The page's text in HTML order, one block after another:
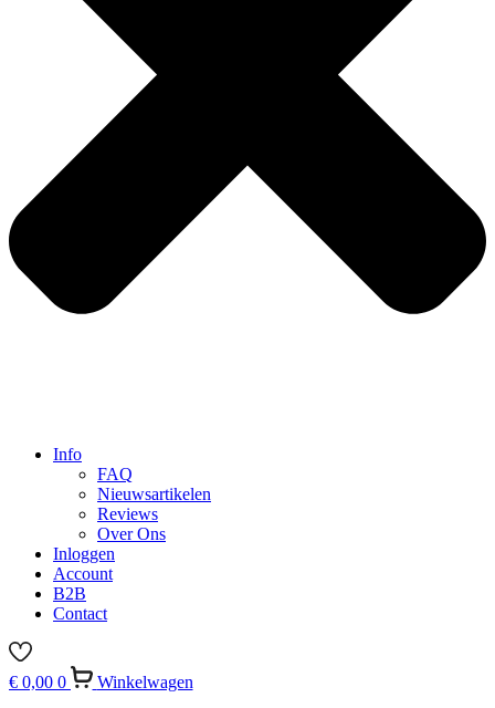
Info
FAQ
Nieuwsartikelen
Reviews
Over Ons
Inloggen
Account
B2B
Contact
€ 0,00 0
Winkelwagen